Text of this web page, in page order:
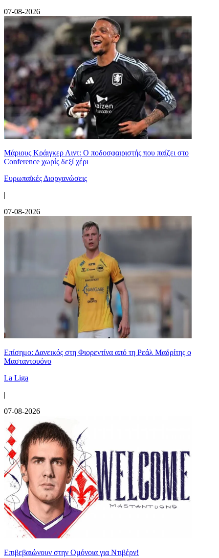
07-08-2026
Μάριους Κράιγκερ Λιντ: Ο ποδοσφαιριστής που παίζει στο
Conference χωρίς δεξί χέρι
Ευρωπαϊκές Διοργανώσεις
|
07-08-2026
Επίσημο: Δανεικός στη Φιορεντίνα από τη Ρεάλ Μαδρίτης ο
Μασταντουόνο
La Liga
|
07-08-2026
Επιβεβαιώνουν στην Ομόνοια για Ντιβέρν!